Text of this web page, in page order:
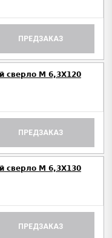
ПРЕДЗАКАЗ
сверло М 6,3Х120
ПРЕДЗАКАЗ
сверло М 6,3Х130
ПРЕДЗАКАЗ